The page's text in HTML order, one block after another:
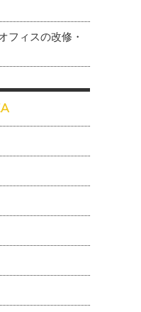
フィスの改修・